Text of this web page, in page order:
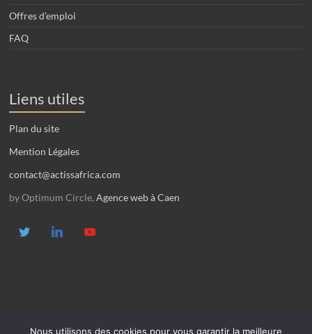
Offres d’emploi
FAQ
Liens utiles
Plan du site
Mention Légales
contact@actissafrica.com
by Optimum Circle,Agence web à Caen
Nous utilisons des cookies pour vous garantir la meilleure